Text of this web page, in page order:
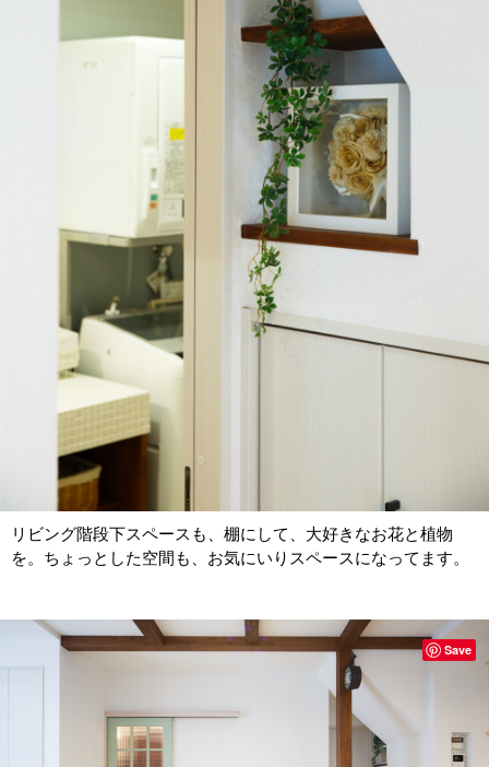
リビング階段下スペースも、棚にして、大好きなお花と植物
を。ちょっとした空間も、お気にいりスペースになってます。
Save